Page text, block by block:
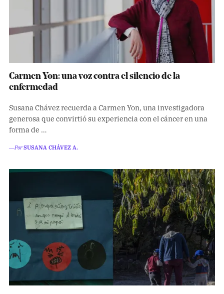
Carmen Yon: una voz contra el silencio de la
enfermedad
Susana Chávez recuerda a Carmen Yon, una investigadora
generosa que convirtió su experiencia con el cáncer en una
forma de …
―PorSUSANA CHÁVEZ A.